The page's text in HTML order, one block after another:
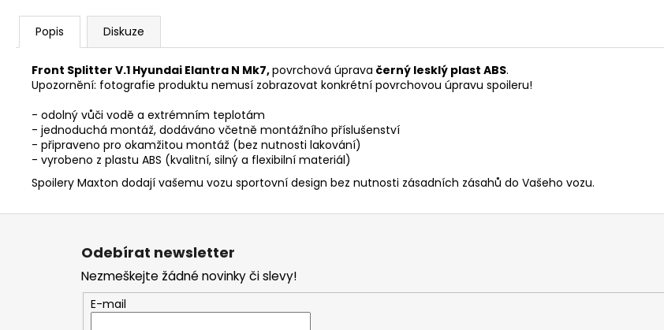
Popis Diskuze
Front Splitter V.1 Hyundai Elantra N Mk7,povrchová úprava černý lesklý plast ABS.
Upozornění: fotografie produktu nemusí zobrazovat konkrétní povrchovou úpravu spoileru!
- odolný vůči vodě a extrémním teplotám
- jednoduchá montáž, dodáváno včetně montážního příslušenství
- připraveno pro okamžitou montáž (bez nutnosti lakování)
- vyrobeno z plastu ABS (kvalitní, silný a flexibilní materiál)
Spoilery Maxton dodají vašemu vozu sportovní design bez nutnosti zásadních zásahů do Vašeho vozu.
Z
Odebírat newsletter
Nezmeškejte žádné novinky či slevy!
E-mail